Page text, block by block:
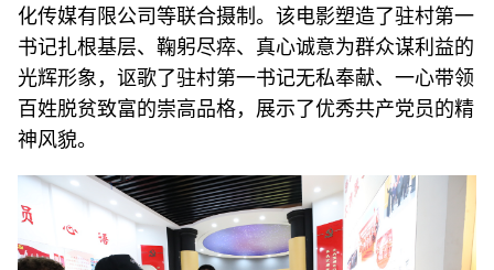
化传媒有限公司等联合摄制。该电影塑造了驻村第一
书记扎根基层、鞠躬尽瘁、真心诚意为群众谋利益的
光辉形象，讴歌了驻村第一书记无私奉献、一心带领
百姓脱贫致富的崇高品格，展示了优秀共产党员的精
神风貌。